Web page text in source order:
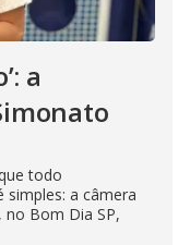
a
todo
simples: a câmera
Bom Dia SP,